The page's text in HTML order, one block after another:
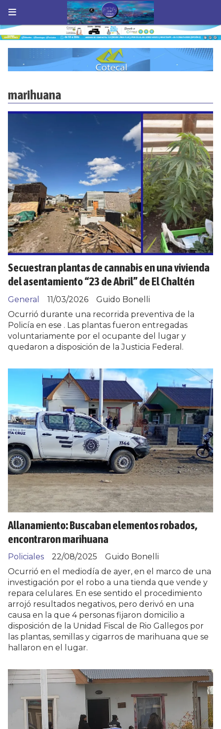
marihuana
Secuestran plantas de cannabis en una vivienda
del asentamiento “23 de Abril” de El Chaltén
Guido Bonelli
General
11/03/2026
Ocurrió durante una recorrida preventiva de la
Policía en ese . Las plantas fueron entregadas
voluntariamente por el ocupante del lugar y
quedaron a disposición de la Justicia Federal.
Allanamiento: Buscaban elementos robados,
encontraron marihuana
Guido Bonelli
Policiales
22/08/2025
Ocurrió en el mediodía de ayer, en el marco de una
investigación por el robo a una tienda que vende y
repara celulares. En ese sentido el procedimiento
arrojó resultados negativos, pero derivó en una
causa en la que 4 personas fijaron domicilio a
disposición de la Unidad Fiscal de Rio Gallegos por
las plantas, semillas y cigarros de marihuana que se
hallaron en el lugar.